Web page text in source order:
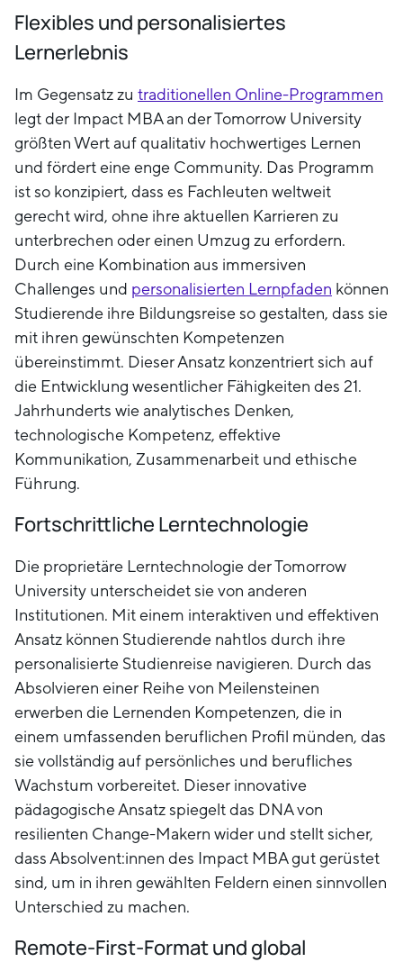
Flexibles und personalisiertes
Lernerlebnis
Im Gegensatz zu traditionellen Online-Programmen
legt der Impact MBA an der Tomorrow University
größten Wert auf qualitativ hochwertiges Lernen
und fördert eine enge Community. Das Programm
ist so konzipiert, dass es Fachleuten weltweit
gerecht wird, ohne ihre aktuellen Karrieren zu
unterbrechen oder einen Umzug zu erfordern.
Durch eine Kombination aus immersiven
Challenges und personalisierten Lernpfaden können
Studierende ihre Bildungsreise so gestalten, dass sie
mit ihren gewünschten Kompetenzen
übereinstimmt. Dieser Ansatz konzentriert sich auf
die Entwicklung wesentlicher Fähigkeiten des 21.
Jahrhunderts wie analytisches Denken,
technologische Kompetenz, effektive
Kommunikation, Zusammenarbeit und ethische
Führung.
Fortschrittliche Lerntechnologie
Die proprietäre Lerntechnologie der Tomorrow
University unterscheidet sie von anderen
Institutionen. Mit einem interaktiven und effektiven
Ansatz können Studierende nahtlos durch ihre
personalisierte Studienreise navigieren. Durch das
Absolvieren einer Reihe von Meilensteinen
erwerben die Lernenden Kompetenzen, die in
einem umfassenden beruflichen Profil münden, das
sie vollständig auf persönliches und berufliches
Wachstum vorbereitet. Dieser innovative
pädagogische Ansatz spiegelt das DNA von
resilienten Change-Makern wider und stellt sicher,
dass Absolvent:innen des Impact MBA gut gerüstet
sind, um in ihren gewählten Feldern einen sinnvollen
Unterschied zu machen.
Remote-First-Format und global